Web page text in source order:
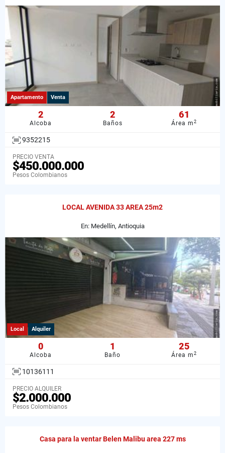
Apartamento Venta
2
Alcoba
2
Baños
61
Área m2
9352215
PRECIO VENTA
$450.000.000
Pesos Colombianos
LOCAL AVENIDA 33 AREA 25m2
En: Medellín, Antioquia
Local Alquiler
0
Alcoba
1
Baño
25
Área m2
10136111
PRECIO ALQUILER
$2.000.000
Pesos Colombianos
Casa para la ventar Belen Malibu area 227 ms